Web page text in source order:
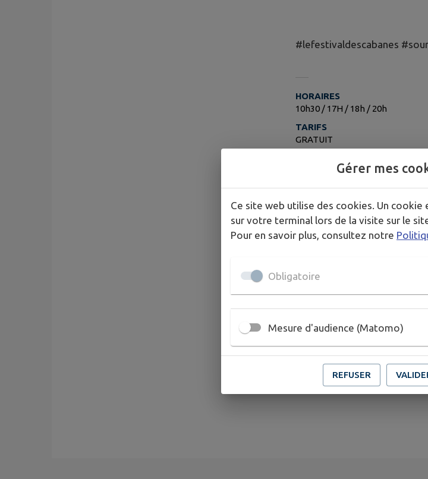
#lefestivaldescabanes
HORAIRES
10h30 / 17H / 18h / 20h
TARIFS
GRATUIT
Publié par CCSLA
PLUS D'INFORMATIONS
https://
Gérer mes
Ce site web utilise des cookies. Un
sur votre terminal lors de la visite sur le
Pour en savoir plus, consultez notre
Obligatoire
Mesure d'audience (Matomo)
REFUSER